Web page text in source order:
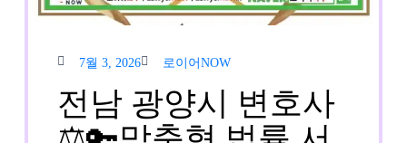
7월 3, 2026
3,
2026
로이어NOW
어
NOW
전남 광양시 변호사